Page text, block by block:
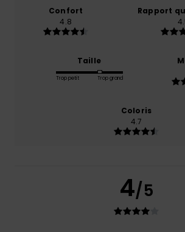
Confort
4.8
Rapport
Taille
Trop petit Trop grand
Coloris
4.7
4/5